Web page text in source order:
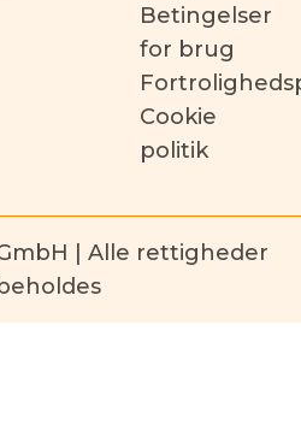
Betingelser
for brug
Cookie
politik
| Alle rettigheder